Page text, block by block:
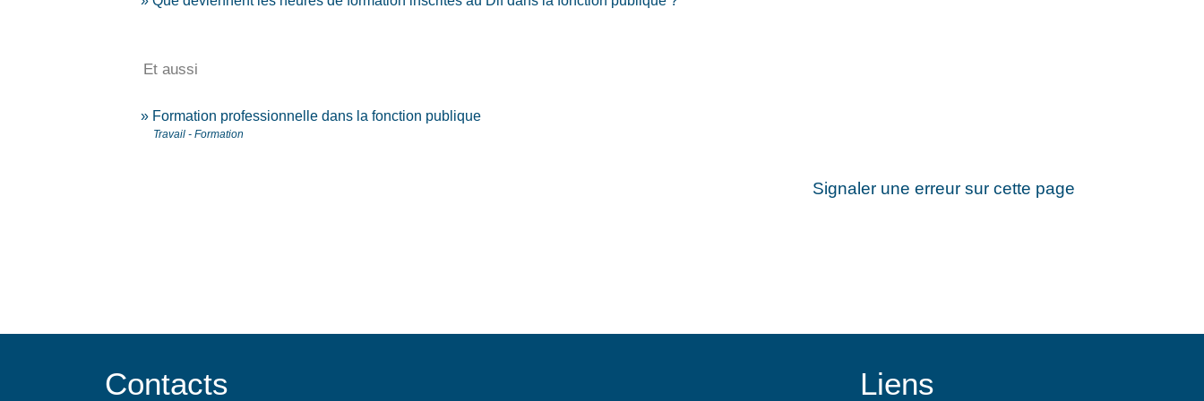
Et aussi
Formation professionnelle dans la fonction publique
Travail - Formation
Signaler une erreur sur cette page
Contacts Liens